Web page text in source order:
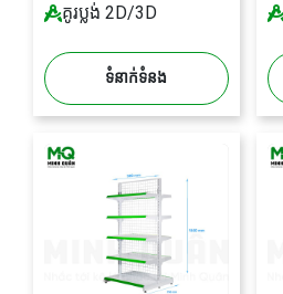
គូរប្លង់ 2D/3D
ទំនាក់ទំនង